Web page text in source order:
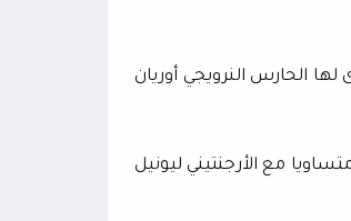
الحارس النرويجي أوريان
كأس العالم متساويا مع الأرجنتيني ليونيل